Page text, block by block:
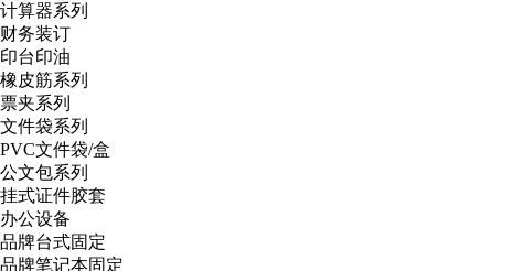
计算器系列
财务装订
印台印油
橡皮筋系列
票夹系列
文件袋系列
PVC文件袋/盒
公文包系列
挂式证件胶套
办公设备
品牌台式固定
品牌笔记本固定